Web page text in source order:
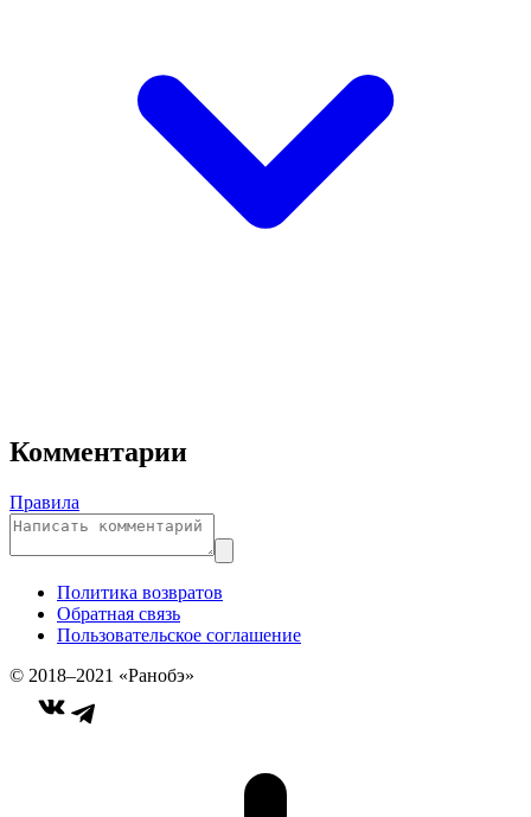
Комментарии
Правила
Политика возвратов
Обратная связь
Пользовательское соглашение
© 2018–2021 «Ранобэ»